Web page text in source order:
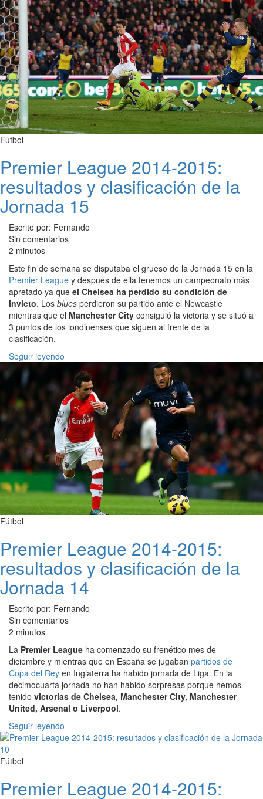
Fútbol
Premier League 2014-2015:
resultados y clasificación de la
Jornada 15
Escrito por: Fernando
Sin comentarios
2 minutos
Este fin de semana se disputaba el grueso de la Jornada 15 en la
Premier League y después de ella tenemos un campeonato más
apretado ya que el Chelsea ha perdido su condición de
invicto. Los blues perdieron su partido ante el Newcastle
mientras que el Manchester City consiguió la victoria y se situó a
3 puntos de los londinenses que siguen al frente de la
clasificación.
Seguir leyendo
Fútbol
Premier League 2014-2015:
resultados y clasificación de la
Jornada 14
Escrito por: Fernando
Sin comentarios
2 minutos
La Premier League ha comenzado su frenético mes de
diciembre y mientras que en España se jugaban partidos de
Copa del Rey en Inglaterra ha habido jornada de Liga. En la
decimocuarta jornada no han habido sorpresas porque hemos
tenido victorias de Chelsea, Manchester City, Manchester
United, Arsenal o Liverpool.
Seguir leyendo
Fútbol
Premier League 2014-2015: